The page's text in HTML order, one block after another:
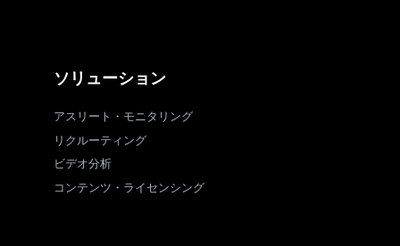
ソリューション
アスリート・モニタリング
リクルーティング
ビデオ分析
コンテンツ・ライセンシング